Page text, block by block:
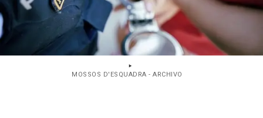
MOSSOS D'ESQUADRA - ARCHIVO